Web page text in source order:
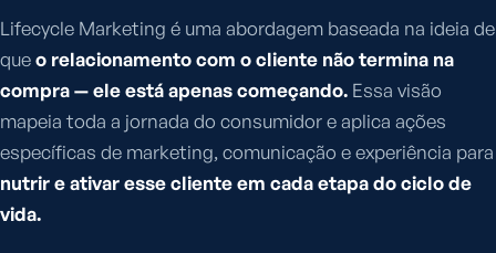
Lifecycle Marketing é uma abordagem baseada na ideia de
queo relacionamento com o cliente não termina na
compra — ele está apenas começando. Essa visão
mapeia toda a jornada do consumidor e aplica ações
específicas de marketing, comunicação e experiência para
nutrir e ativar esse cliente em cada etapa do ciclo de
vida.